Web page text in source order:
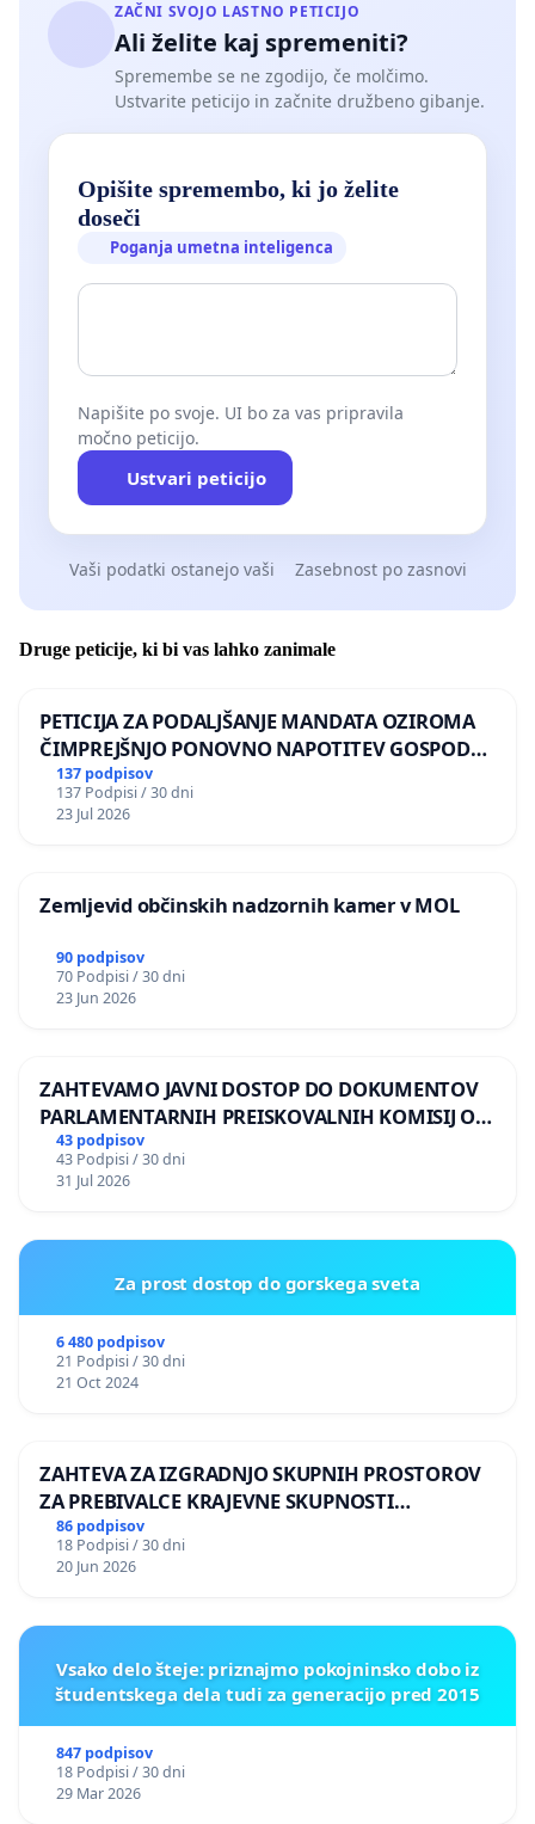
ZAČNI SVOJO LASTNO PETICIJO
Ali želite kaj spremeniti?
Spremembe se ne zgodijo, če molčimo.
Ustvarite peticijo in začnite družbeno gibanje.
Opišite spremembo, ki jo želite
doseči
Poganja umetna inteligenca
Napišite po svoje. UI bo za vas pripravila
močno peticijo.
Ustvari peticijo
Vaši podatki ostanejo vaši Zasebnost po zasnovi
Druge peticije, ki bi vas lahko zanimale
PETICIJA ZA PODALJŠANJE MANDATA OZIROMA
ČIMPREJŠNJO PONOVNO NAPOTITEV GOSPODA
BERNARDA ŠRAJNERJA NA VELEPOSLANIŠTVO
REPUBLIKE SLOVENIJE V MOSKVI
137 podpisov
137 Podpisi / 30 dni
23 Jul 2026
Zemljevid občinskih nadzornih kamer v MOL
90 podpisov
70 Podpisi / 30 dni
23 Jun 2026
ZAHTEVAMO JAVNI DOSTOP DO DOKUMENTOV
PARLAMENTARNIH PREISKOVALNIH KOMISIJ O
ILEGALNI TRGOVINI Z OROŽJEM
43 podpisov
43 Podpisi / 30 dni
31 Jul 2026
Za prost dostop do gorskega sveta
6 480 podpisov
21 Podpisi / 30 dni
21 Oct 2024
ZAHTEVA ZA IZGRADNJO SKUPNIH PROSTOROV
ZA PREBIVALCE KRAJEVNE SKUPNOSTI
PRESTRANEK
86 podpisov
18 Podpisi / 30 dni
20 Jun 2026
Vsako delo šteje: priznajmo pokojninsko dobo iz
študentskega dela tudi za generacijo pred 2015
847 podpisov
18 Podpisi / 30 dni
29 Mar 2026